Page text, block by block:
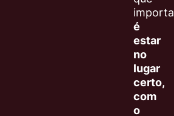
importa
é
estar
no
lugar
certo,
com
o